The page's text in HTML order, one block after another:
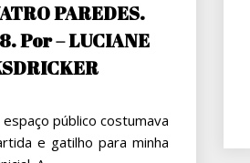
PAREDES.
Por – LUCIANE
público costumava
e gatilho para minha